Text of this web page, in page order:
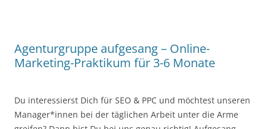
Agenturgruppe aufgesang – Online-
Marketing-Praktikum für 3-6 Monate
Du interessierst Dich für SEO & PPC und möchtest unseren
Manager*innen bei der täglichen Arbeit unter die Arme